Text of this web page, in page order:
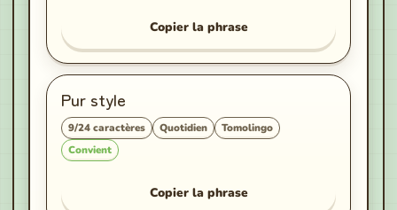
Copier la phrase
Pur style
9/24caractères Quotidien
Tomolingo
Convient
Copier la phrase